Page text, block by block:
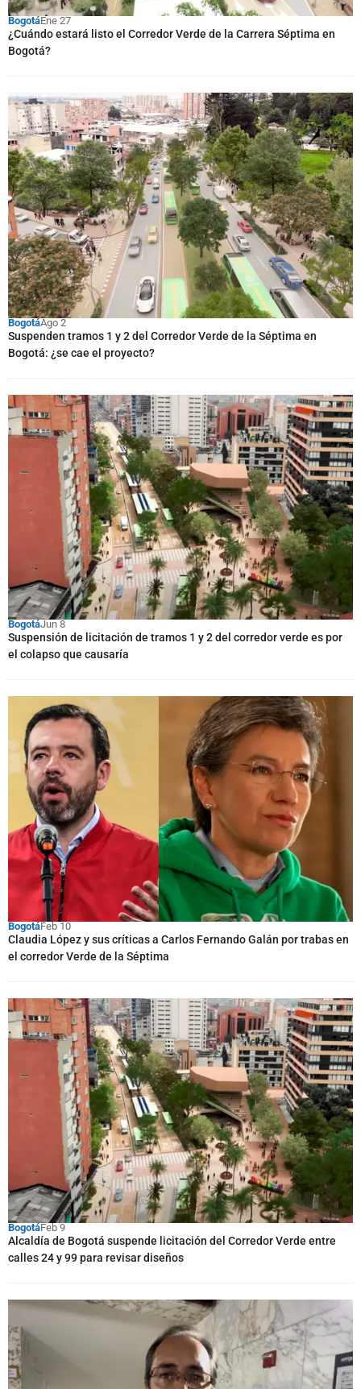
BogotáEne 27
¿Cuándo estará listo el Corredor Verde de la Carrera Séptima en
Bogotá?
BogotáAgo 2
Suspenden tramos 1 y 2 del Corredor Verde de la Séptima en
Bogotá: ¿se cae el proyecto?
BogotáJun 8
Suspensión de licitación de tramos 1 y 2 del corredor verde es por
el colapso que causaría
BogotáFeb 10
Claudia López y sus críticas a Carlos Fernando Galán por trabas en
el corredor Verde de la Séptima
BogotáFeb 9
Alcaldía de Bogotá suspende licitación del Corredor Verde entre
calles 24 y 99 para revisar diseños